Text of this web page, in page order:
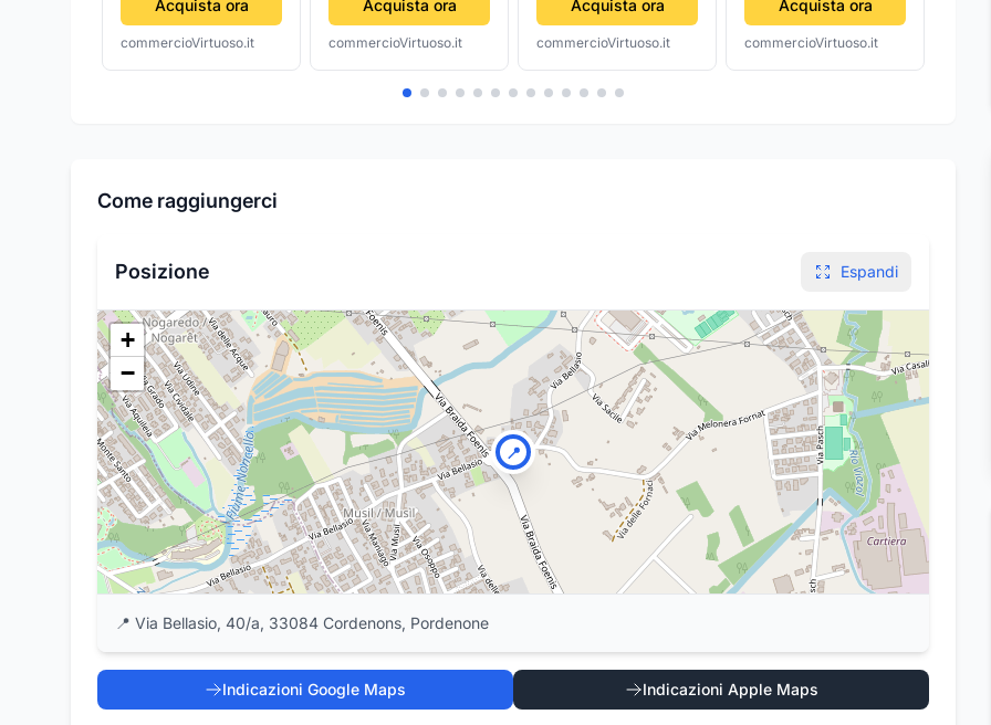
Acquista ora
commercioVirtuoso.it
Acquista ora
commercioVirtuoso.it
Acquista ora
commercioVirtuoso.it
Acquista ora
commercioVirtuoso.it
Come raggiungerci
Posizione Espandi
📍
+
−
📍 Via Bellasio, 40/a, 33084 Cordenons, Pordenone
Indicazioni Google Maps Indicazioni Apple Maps